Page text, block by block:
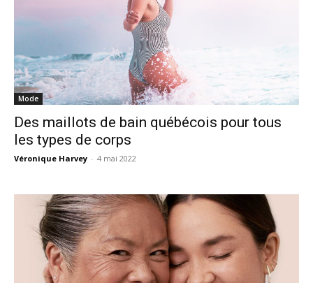
Mode
Des maillots de bain québécois pour tous
les types de corps
Véronique Harvey - 4 mai 2022